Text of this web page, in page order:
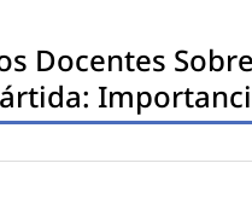
Docentes